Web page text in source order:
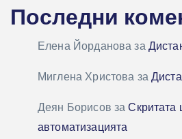
Последни
Елена Йордановаза
Миглена Христова за
Деян Борисов заСкритата
автоматизацията